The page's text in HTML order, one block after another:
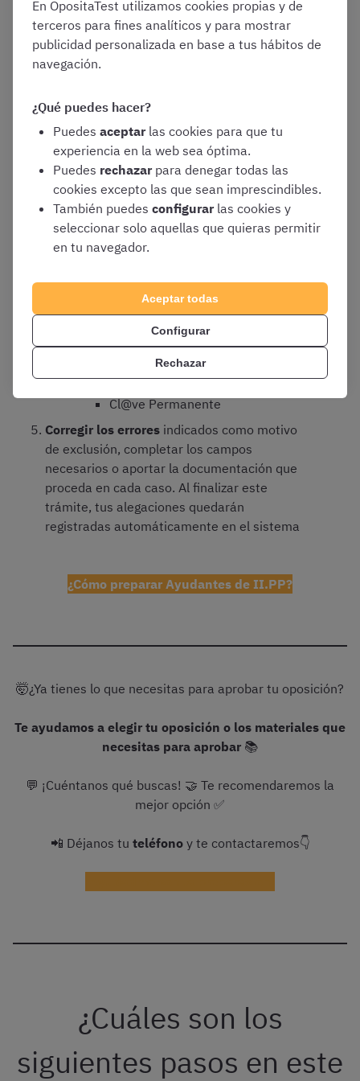
Comprobar en la resolución el motivo por el
que hayáis sido excluidos . Si es necesario,
reúne la documentación que debas aportar
Acceder
(Inscripción en Pruebas Selectivas)
Seleccionarla convocatoria de Ayudantes de
Instituciones Penitenciarias que
corresponda, dentro del listado de
oposiciones cuyo plazo de subsanación esté
abierto
Identificarse en el sistema
subsanación online, tendrás que identificarte
mediante alguno de los siguientes sistemas:
Certificado electrónico
DNI electrónico
Cl@ve PIN
Cl@ve Permanente
Corregir los errores indicados como motivo
de exclusión, completar los campos
necesarios o aportar la documentación que
proceda en cada caso. Al finalizar este
trámite, tus alegaciones quedarán
registradas automáticamente en el sistema
¿Cómo preparar Ayudantes de II.PP?
🤯¿Ya tienes lo que necesitas para aprobar tu oposición?
Te ayudamos a elegir tu oposición o los materiales que
necesitas para aprobar 📚
💬 ¡Cuéntanos qué buscas! 🤝 Te recomendaremos la
mejor opción ✅
📲 Déjanos tu teléfono y te contactaremos👇
¿Cuáles son los
siguientes pasos en este
En OpositaTest utilizamos cookies propias y de
terceros para fines analíticos y para mostrar
publicidad personalizada en base a tus hábitos de
navegación.
¿Qué puedes hacer?
Puedes aceptar las cookies para que tu
experiencia en la web sea óptima.
Puedes rechazar para denegar todas las
cookies excepto las que sean imprescindibles.
También puedes configurar las cookies y
seleccionar solo aquellas que quieras permitir
en tu navegador.
Aceptar todas
Configurar
Rechazar